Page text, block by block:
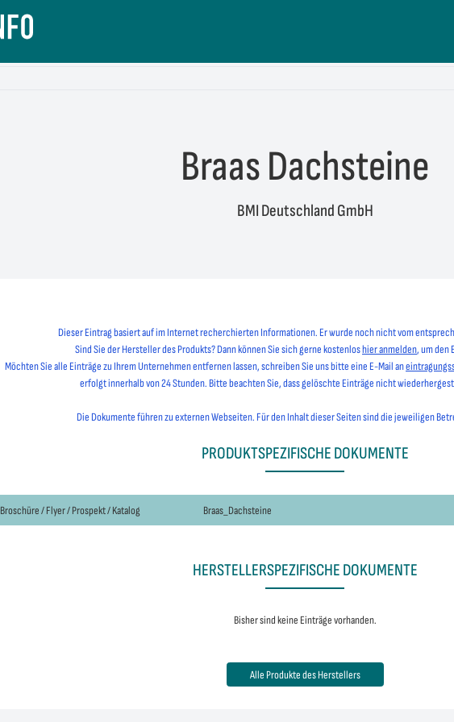
Braas Dachsteine
BMI Deutschland GmbH
Dieser Eintrag basiert auf im Internet recherchierten Informationen. Er wurde noch nicht vom
Sind Sie der Hersteller des Produkts? Dann können Sie sich gerne kostenloshier anmelden, um den
Möchten Sie alle Einträge zu Ihrem Unternehmen entfernen lassen, schreiben Sie uns bitte eine E-Mail an
erfolgt innerhalb von 24 Stunden. Bitte beachten Sie, dass gelöschte Einträge nicht
Die Dokumente führen zu externen Webseiten. Für den Inhalt dieser Seiten sind die jeweiligen
PRODUKTSPEZIFISCHE DOKUMENTE
Broschüre / Flyer / Prospekt / Katalog Braas_Dachsteine
HERSTELLERSPEZIFISCHE DOKUMENTE
Bisher sind keine Einträge vorhanden.
Alle Produkte des Herstellers